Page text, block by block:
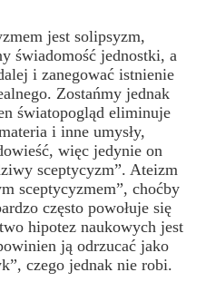
jest solipsyzm,
świadomość jednostki, a
i zanegować istnienie
Zostańmy jednak
światopogląd eliminuje
i inne umysły,
więc jedynie on
sceptycyzm”. Ateizm
sceptycyzmem”, choćby
często powołuje się
hipotez naukowych jest
ją odrzucać jako
czego jednak nie robi.